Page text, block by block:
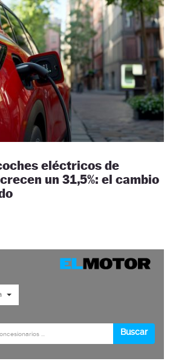
eléctricos de
un 31,5%: el cambio